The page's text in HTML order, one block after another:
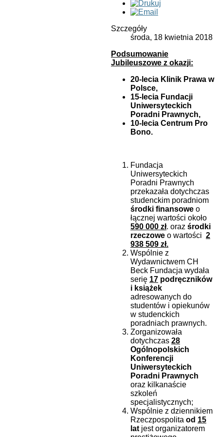
Szczegóły
środa, 18 kwietnia 2018
Podsumowanie
Jubileuszowe z okazji:
20-lecia Klinik Prawa w
Polsce,
15-lecia Fundacji
Uniwersyteckich
Poradni Prawnych,
10-lecia Centrum Pro
Bono.
Fundacja
Uniwersyteckich
Poradni Prawnych
przekazała dotychczas
studenckim poradniom
środki finansowe o
łącznej wartości około
590 000 zł. oraz środki
rzeczowe o wartości 2
938 509 zł.
Wspólnie z
Wydawnictwem CH
Beck Fundacja wydała
serię 17 podręczników
i książek
adresowanych do
studentów i opiekunów
w studenckich
poradniach prawnych.
Zorganizowała
dotychczas 28
Ogólnopolskich
Konferencji
Uniwersyteckich
Poradni Prawnych
oraz kilkanaście
szkoleń
specjalistycznych;
Wspólnie z dziennikiem
Rzeczpospolita od 15
lat jest organizatorem